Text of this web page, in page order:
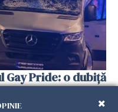
Gay Pride: o dubiță
și 15 răniți